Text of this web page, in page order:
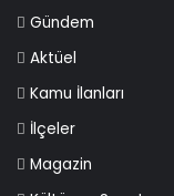
Gündem
Aktüel
Kamu İlanları
İlçeler
Magazin